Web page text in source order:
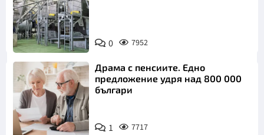
0 7952
Драма с пенсиите. Едно
предложение удря над 800 000
българи
1 7717